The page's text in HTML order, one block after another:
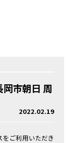
岡市朝日 周
2022.02.19
ご利用いただき